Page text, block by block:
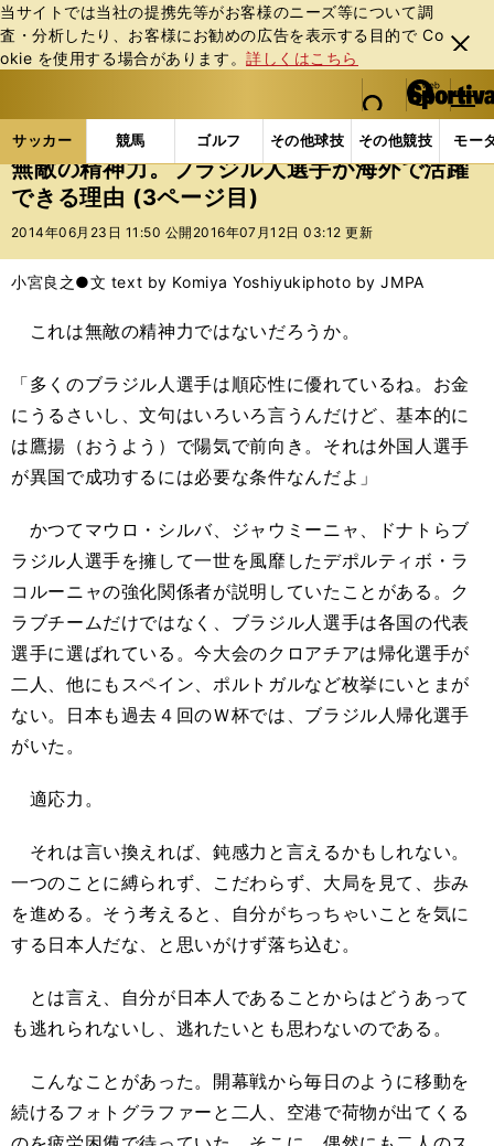
当サイトでは当社の提携先等がお客様のニーズ等について調
査・分析したり、お客様にお勧めの広告を表⽰する⽬的で Co
okie を使⽤する場合があります。詳しくはこちら
閉じ
る
web Sportiva (webスポルティーバ)
検索
マイペ
ー
ジ
メニュ
サッカー 競馬 ゴルフ その他球技 その他競技 モー
ス
ポ
ル
バ
サッカーの記事一覧 海外サッカー 海外サッカー
無敵の精神力。ブラジル人選手が海外で活躍
できる理由 (3ページ目)
2014年06月23日 11:50 公開 2016年07月12日 03:12 更新
小宮良之●文 text by Komiya Yoshiyukiphoto by JMPA
これは無敵の精神力ではないだろうか。
「多くのブラジル人選手は順応性に優れているね。お金
にうるさいし、文句はいろいろ言うんだけど、基本的に
は鷹揚（おうよう）で陽気で前向き。それは外国人選手
が異国で成功するには必要な条件なんだよ」
かつてマウロ・シルバ、ジャウミーニャ、ドナトらブ
ラジル人選手を擁して一世を風靡したデポルティボ・ラ
コルーニャの強化関係者が説明していたことがある。ク
ラブチームだけではなく、ブラジル人選手は各国の代表
選手に選ばれている。今大会のクロアチアは帰化選手が
二人、他にもスペイン、ポルトガルなど枚挙にいとまが
ない。日本も過去４回のＷ杯では、ブラジル人帰化選手
がいた。
適応力。
それは言い換えれば、鈍感力と言えるかもしれない。
一つのことに縛られず、こだわらず、大局を見て、歩み
を進める。そう考えると、自分がちっちゃいことを気に
する日本人だな、と思いがけず落ち込む。
とは言え、自分が日本人であることからはどうあって
も逃れられないし、逃れたいとも思わないのである。
こんなことがあった。開幕戦から毎日のように移動を
続けるフォトグラファーと二人、空港で荷物が出てくる